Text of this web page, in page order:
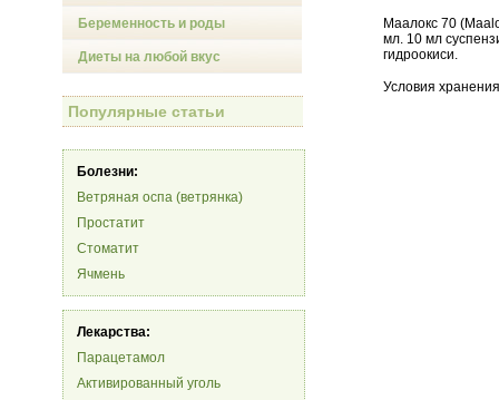
Беременность и роды
Диеты на любой вкус
Популярные статьи
Болезни:
Ветряная оспа (ветрянка)
Простатит
Стоматит
Ячмень
Лекарства:
Парацетамол
Активированный уголь
Маалокс 70
мл. 10 мл
гидроокиси.
Условия